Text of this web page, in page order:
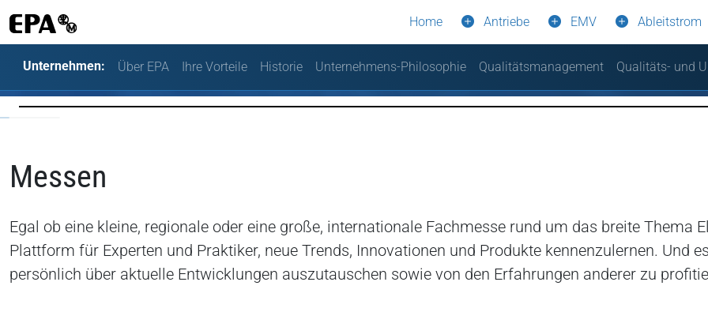
Home Antriebe EMV Ableitstrom
Unternehmen: Über EPA Ihre Vorteile Historie Unternehmens-Philosophie Qualitätsmanagement Qualitäts- und
Messen
Egal ob eine kleine, regionale oder eine große, internationale Fachmesse rund um das breite Thema
Plattform für Experten und Praktiker, neue Trends, Innovationen und Produkte kennenzulernen. Und
persönlich über aktuelle Entwicklungen auszutauschen sowie von den Erfahrungen anderer zu